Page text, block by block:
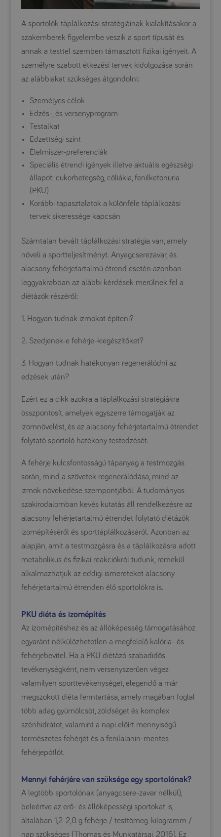
A sportolók táplálkozási stratégiáinak kialakításakor a
szakemberek figyelembe veszik a sport típusát és
annak a testtel szemben támasztott fizikai igényeit. A
személyre szabott étkezési tervek kidolgozása során
az alábbiakat szükséges átgondolni:
Személyes célok
Edzés-, és versenyprogram
Testalkat
Edzettségi szint
Élelmiszer-preferenciák
Speciális étrendi igények illetve aktuális egészségi
állapot: cukorbetegség, cöliákia, fenilketonuria
(PKU)
Korábbi tapasztalatok a különféle táplálkozási
tervek sikeressége kapcsán
Számtalan bevált táplálkozási stratégia van, amely
növeli a sportteljesítményt. Anyagcserezavar, és
alacsony fehérjetartalmú étrend esetén azonban
leggyakrabban az alábbi kérdések merülnek fel a
diétázók részéről:
1. Hogyan tudnak izmokat építeni?
2. Szedjenek-e fehérje-kiegészítőket?
3. Hogyan tudnak hatékonyan regenerálódni az
edzések után?
Ezért ez a cikk azokra a táplálkozási stratégiákra
összpontosít, amelyek egyszerre támogatják az
izomnövelést, és az alacsony fehérjetartalmú étrendet
folytató sportoló hatékony testedzését.
A fehérje kulcsfontosságú tápanyag a testmozgás
során, mind a szövetek regenerálódása, mind az
izmok növekedése szempontjából. A tudományos
szakirodalomban kevés kutatás áll rendelkezésre az
alacsony fehérjetartalmú étrendet folytató diétázók
izomépítéséről és sporttáplálkozásáról. Azonban az
alapján, amit a testmozgásra és a táplálkozásra adott
metabolikus és fizikai reakciókról tudunk, remekül
alkalmazhatjuk az eddigi ismereteket alacsony
fehérjetartalmú étrenden élő sportolókra is.
PKU diéta és izomépítés
Az izomépítéshez és az állóképesség támogatásához
egyaránt nélkülözhetetlen a megfelelő kalória- és
fehérjebevitel. Ha a PKU diétázó szabadidős
tevékenységként, nem versenyszerűen végez
valamilyen sporttevékenységet, elegendő a már
megszokott diéta fenntartása, amely magában foglal
több adag gyümölcsöt, zöldséget és komplex
szénhidrátot, valamint a napi előírt mennyiségű
természetes fehérjét és a fenilalanin-mentes
fehérjepótlót.
Mennyi fehérjére van szüksége egy sportolónak?
A legtöbb sportolónak (anyagcsere-zavar nélkül),
beleértve az erő- és állóképességi sportokat is,
általában 1,2-2,0 g fehérje / testtömeg-kilogramm /
nap szükséges (Thomas és Munkatársai, 2016). Ez